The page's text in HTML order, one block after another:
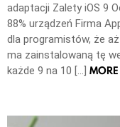
adaptacji Zalety iOS 9
88% urządzeń Firma
dla programistów, że
ma zainstalowaną tę
każde 9 na 10 […] MORE